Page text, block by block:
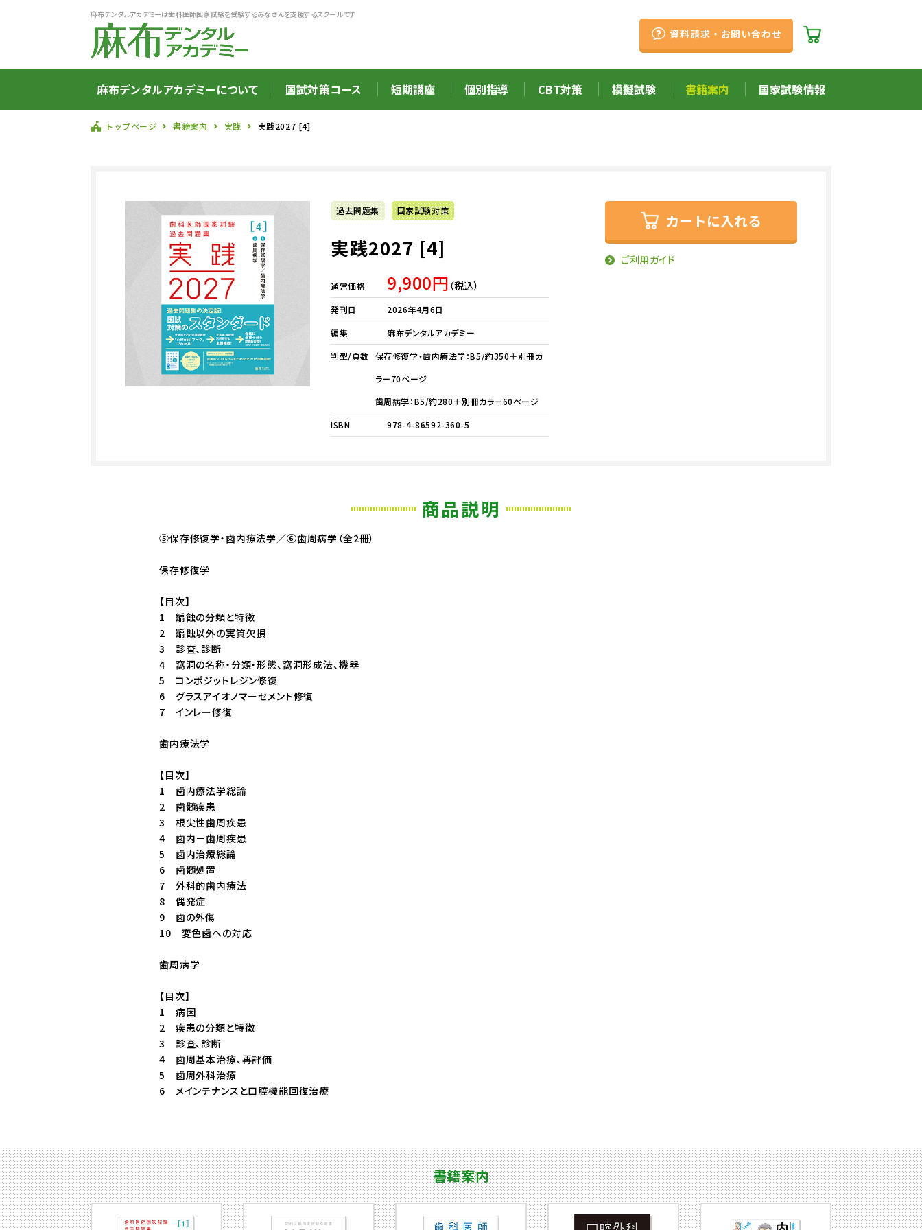
麻布デンタルアカデミーは歯科医師国家試験を受験するみなさんを支援するスクールです
資料請求・お問い合わせ
麻布デンタルアカデミーについて 国試対策コース 短期講座 個別指導 CBT対策 模擬試験 書籍案内 国家試験情報
トップページ 書籍案内 実践 実践2027 [4]
過去問題集 国家試験対策
実践2027 [4]
通常価格 9,900円 （税込）
発刊日
2026年4月6日
編集
麻布デンタルアカデミー
判型/頁数 保存修復学・歯内療法学：B5/約350＋別冊カ
ラー70ページ
歯周病学：B5/約280＋別冊カラー60ページ
ISBN
978-4-86592-360-5
カートに入れる
ご利用ガイド
商品説明
⑤保存修復学・歯内療法学／⑥歯周病学（全2冊）
保存修復学
【目次】
1 齲蝕の分類と特徴
2 齲蝕以外の実質欠損
3 診査、診断
4 窩洞の名称・分類・形態、窩洞形成法、機器
5 コンポジットレジン修復
6 グラスアイオノマーセメント修復
7 インレー修復
歯内療法学
【目次】
1 歯内療法学総論
2 歯髄疾患
3 根尖性歯周疾患
4 歯内－歯周疾患
5 歯内治療総論
6 歯髄処置
7 外科的歯内療法
8 偶発症
9 歯の外傷
10 変色歯への対応
歯周病学
【目次】
1 病因
2 疾患の分類と特徴
3 診査、診断
4 歯周基本治療、再評価
5 歯周外科治療
6 メインテナンスと口腔機能回復治療
書籍案内